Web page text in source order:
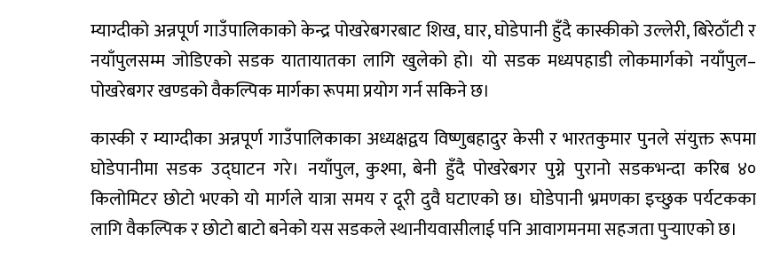
म्याग्दीको अन्नपूर्ण गाउँपालिकाको केन्द्र पोखरेबगरबाट शिख, घार, घोडेपानी हुँदै कास्कीको उल्लेरी, बिरेठाँटी र
नयाँपुलसम्म जोडिएको सडक यातायातका लागि खुलेको हो। यो सडक मध्यपहाडी लोकमार्गको नयाँपुल–
पोखरेबगर खण्डको वैकल्पिक मार्गका रूपमा प्रयोग गर्न सकिने छ।
कास्की र म्याग्दीका अन्नपूर्ण गाउँपालिकाका अध्यक्षद्वय विष्णुबहादुर केसी र भारतकुमार पुनले संयुक्त रूपमा
घोडेपानीमा सडक उद्घाटन गरे। नयाँपुल, कुश्मा, बेनी हुँदै पोखरेबगर पुग्ने पुरानो सडकभन्दा करिब ४०
किलोमिटर छोटो भएको यो मार्गले यात्रा समय र दूरी दुवै घटाएको छ। घोडेपानी भ्रमणका इच्छुक पर्यटकका
लागि वैकल्पिक र छोटो बाटो बनेको यस सडकले स्थानीयवासीलाई पनि आवागमनमा सहजता पुर्‍याएको छ।